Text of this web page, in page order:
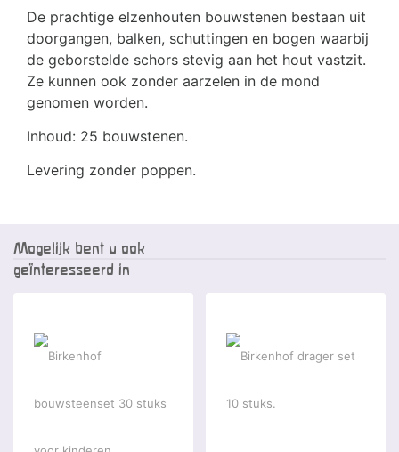
De prachtige elzenhouten bouwstenen bestaan uit
doorgangen, balken, schuttingen en bogen waarbij
de geborstelde schors stevig aan het hout vastzit.
Ze kunnen ook zonder aarzelen in de mond
genomen worden.
Inhoud: 25 bouwstenen.
Levering zonder poppen.
Mogelijk bent u ook
geïnteresseerd in